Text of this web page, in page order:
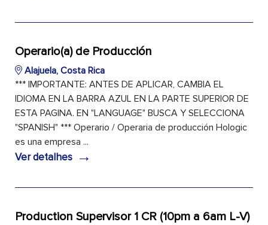
Operario(a) de Producción
Alajuela, Costa Rica
*** IMPORTANTE: ANTES DE APLICAR, CAMBIA EL
IDIOMA EN LA BARRA AZUL EN LA PARTE SUPERIOR DE
ESTA PAGINA. EN "LANGUAGE" BUSCA Y SELECCIONA
"SPANISH" *** Operario / Operaria de producción Hologic
es una empresa ...
Ver detalhes →
Production Supervisor 1 CR (10pm a 6am L-V)